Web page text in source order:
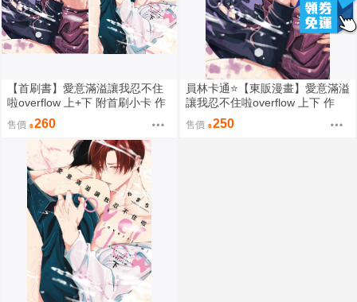
【首刷書】愛意滿溢讓我忍不住
啦overflow 上+下 附首刷小卡 作
者：やまち/東販BL漫畫/Avi書店
售價 260
員林卡通⭐️【東販漫畫】愛意滿溢
讓我忍不住啦overflow 上下 作
者： やまち (附尼采書套)
售價 250